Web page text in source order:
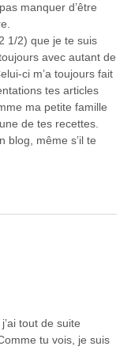
manquer d’être
1/2) que je te suis
avec autant de
ci m’a toujours fait
tes articles
ma petite famille
de tes recettes.
blog, même s’il te
tout de suite
tu vois, je suis